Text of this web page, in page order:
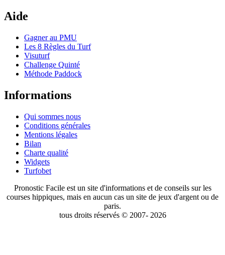
Aide
Gagner au PMU
Les 8 Règles du Turf
Visuturf
Challenge Quinté
Méthode Paddock
Informations
Qui sommes nous
Conditions générales
Mentions légales
Bilan
Charte qualité
Widgets
Turfobet
Pronostic Facile est un site d'informations et de conseils sur les
courses hippiques, mais en aucun cas un site de jeux d'argent ou de
paris.
tous droits réservés © 2007- 2026